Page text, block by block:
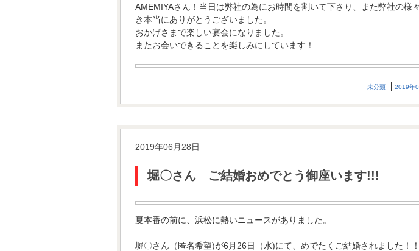
AMEMIYAさん！当日は弊社の為にお時間を割いて下さり、また弊社の様
き本当にありがとうございました。
おかげさまで楽しい宴会になりました。
またお会いできることを楽しみにしています！
未分類 2019年
2019年06月28日
堀〇さん ご結婚おめでとう御座います!!!
夏本番の前に、浜松に熱いニュースがありました。
堀〇さん（匿名希望)が6月26日（水)にて、めでたくご結婚されました！！